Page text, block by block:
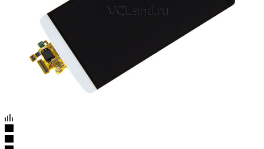
Артикул:
Дисплей для LG G3 D855/D856/D858 с тачскрином (белый)
Подробности